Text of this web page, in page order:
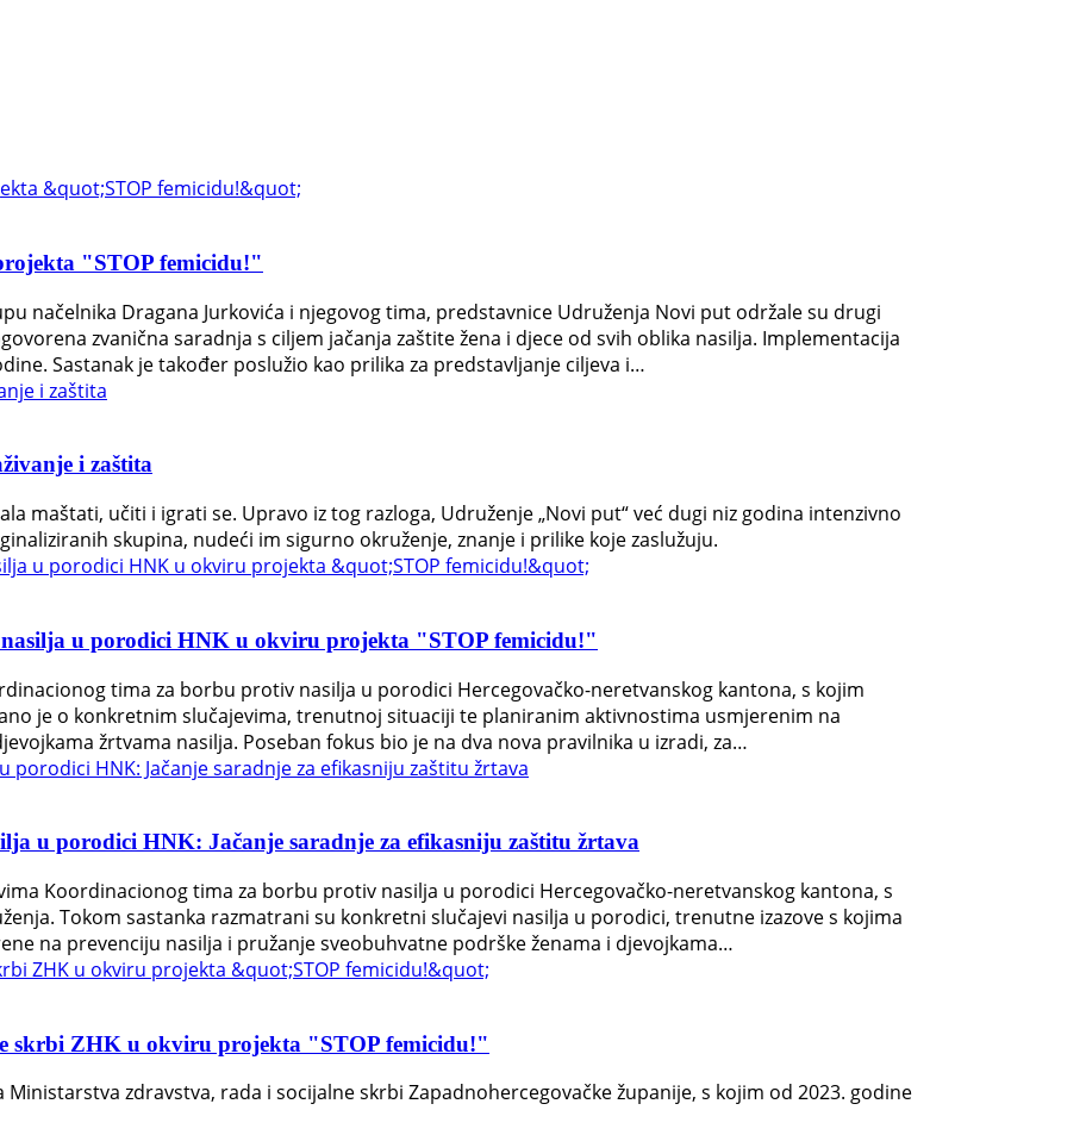
"STOP femicidu!"
načelnika Dragana Jurkovića i njegovog tima, predstavnice Udruženja Novi put održale su drugi
zvanična saradnja s ciljem jačanja zaštite žena i djece od svih oblika nasilja. Implementacija
Sastanak je također poslužio kao prilika za predstavljanje ciljeva i…
i zaštita
maštati, učiti i igrati se. Upravo iz tog razloga, Udruženje „Novi put“ već dugi niz godina intenzivno
skupina, nudeći im sigurno okruženje, znanje i prilike koje zaslužuju.
u porodici HNK u okviru projekta "STOP femicidu!"
tima za borbu protiv nasilja u porodici Hercegovačko-neretvanskog kantona, s kojim
je o konkretnim slučajevima, trenutnoj situaciji te planiranim aktivnostima usmjerenim na
žrtvama nasilja. Poseban fokus bio je na dva nova pravilnika u izradi, za…
u porodici HNK: Jačanje saradnje za efikasniju zaštitu žrtava
Koordinacionog tima za borbu protiv nasilja u porodici Hercegovačko-neretvanskog kantona, s
Tokom sastanka razmatrani su konkretni slučajevi nasilja u porodici, trenutne izazove s kojima
na prevenciju nasilja i pružanje sveobuhvatne podrške ženama i djevojkama…
skrbi ZHK u okviru projekta "STOP femicidu!"
zdravstva, rada i socijalne skrbi Zapadnohercegovačke županije, s kojim od 2023. godine